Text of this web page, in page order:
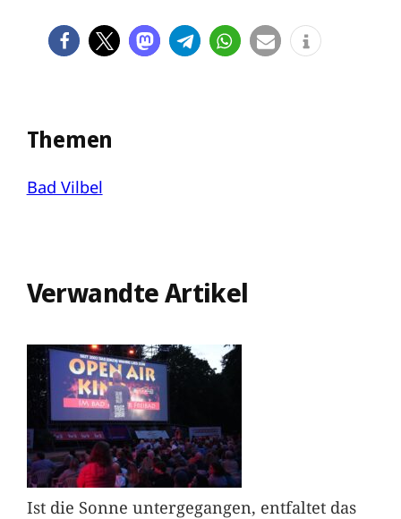
Themen
Bad Vilbel
Verwandte Artikel
Ist die Sonne untergegangen, entfaltet das